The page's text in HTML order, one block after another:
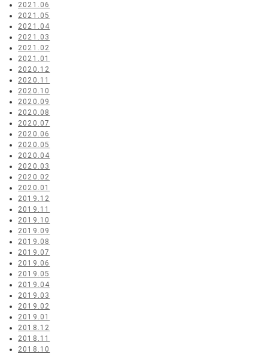
2021.06
2021.05
2021.04
2021.03
2021.02
2021.01
2020.12
2020.11
2020.10
2020.09
2020.08
2020.07
2020.06
2020.05
2020.04
2020.03
2020.02
2020.01
2019.12
2019.11
2019.10
2019.09
2019.08
2019.07
2019.06
2019.05
2019.04
2019.03
2019.02
2019.01
2018.12
2018.11
2018.10